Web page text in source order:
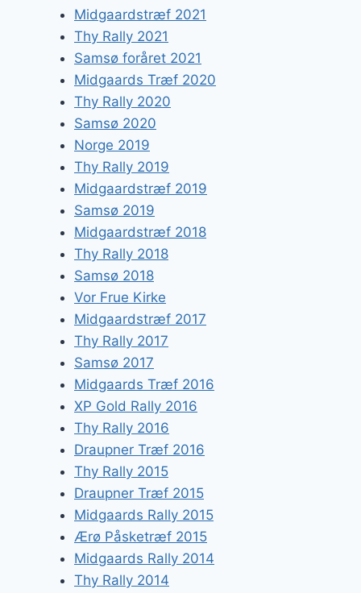
Midgaardstræf 2021
Thy Rally 2021
Samsø foråret 2021
Midgaards Træf 2020
Thy Rally 2020
Samsø 2020
Norge 2019
Thy Rally 2019
Midgaardstræf 2019
Samsø 2019
Midgaardstræf 2018
Thy Rally 2018
Samsø 2018
Vor Frue Kirke
Midgaardstræf 2017
Thy Rally 2017
Samsø 2017
Midgaards Træf 2016
XP Gold Rally 2016
Thy Rally 2016
Draupner Træf 2016
Thy Rally 2015
Draupner Træf 2015
Midgaards Rally 2015
Ærø Påsketræf 2015
Midgaards Rally 2014
Thy Rally 2014